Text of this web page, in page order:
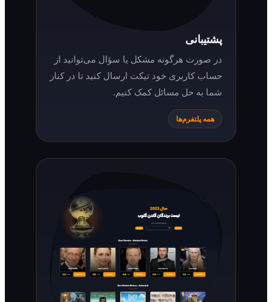
در صورت هرگونه مشکل یا سؤال می‌توانید از
حساب کاربری خود تیکت ارسال کنید تا در کنار
شما به حل مسائل کمک کنیم.
همه پلتفرم‌ها